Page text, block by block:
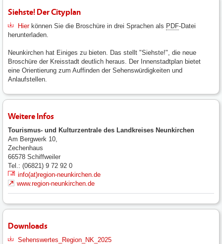
Siehste! Der Cityplan
Hierkönnen Sie die Broschüre in drei Sprachen als PDF-Datei
herunterladen.
Neunkirchen hat Einiges zu bieten. Das stellt "Siehste!", die neue
Broschüre der Kreisstadt deutlich heraus. Der Innenstadtplan bietet
eine Orientierung zum Auffinden der Sehenswürdigkeiten und
Anlaufstellen.
Weitere Infos
Tourismus- und Kulturzentrale des Landkreises Neunkirchen
Am Bergwerk 10,
Zechenhaus
66578 Schiffweiler
Tel.: (06821) 9 72 92 0
info(at)region-neunkirchen.de
www.region-neunkirchen.de
Downloads
Sehenswertes_Region_NK_2025